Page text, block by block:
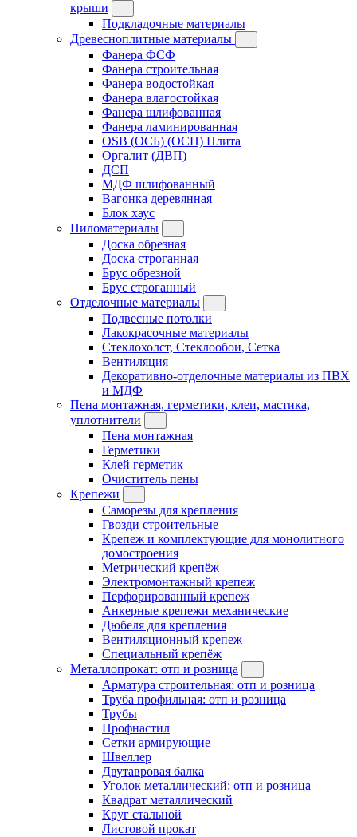
крыши
Подкладочные материалы
Древесноплитные материалы
Фанера ФСФ
Фанера строительная
Фанера водостойкая
Фанера влагостойкая
Фанера шлифованная
Фанера ламинированная
OSB (ОСБ) (ОСП) Плита
Оргалит (ДВП)
ДСП
МДФ шлифованный
Вагонка деревянная
Блок хаус
Пиломатериалы
Доска обрезная
Доска строганная
Брус обрезной
Брус строганный
Отделочные материалы
Подвесные потолки
Лакокрасочные материалы
Стеклохолст, Стеклообои, Сетка
Вентиляция
Декоративно-отделочные материалы из ПВХ
и МДФ
Пена монтажная, герметики, клеи, мастика,
уплотнители
Пена монтажная
Герметики
Клей герметик
Очиститель пены
Крепежи
Саморезы для крепления
Гвозди строительные
Крепеж и комплектующие для монолитного
домостроения
Метрический крепёж
Электромонтажный крепеж
Перфорированный крепеж
Анкерные крепежи механические
Дюбеля для крепления
Вентиляционный крепеж
Специальный крепёж
Металлопрокат: отп и розница
Арматура строительная: отп и розница
Труба профильная: отп и розница
Трубы
Профнастил
Сетки армирующие
Швеллер
Двутавровая балка
Уголок металлический: отп и розница
Квадрат металлический
Круг стальной
Листовой прокат